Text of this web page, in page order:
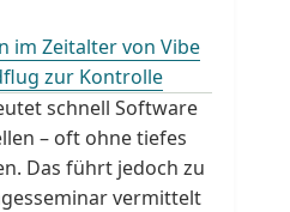
im Zeitalter von Vibe
zur Kontrolle
schnell Software
– oft ohne tiefes
Das führt jedoch zu
vermittelt